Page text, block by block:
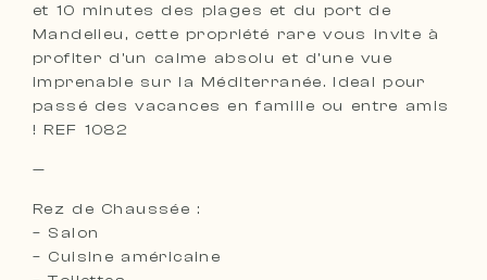
et 10 minutes des plages et du port de
Mandelieu, cette propriété rare vous invite à
profiter d’un calme absolu et d’une vue
imprenable sur la Méditerranée. Ideal pour
passé des vacances en famille ou entre amis
! REF 1082
—
Rez de Chaussée :
– Salon
– Cuisine américaine